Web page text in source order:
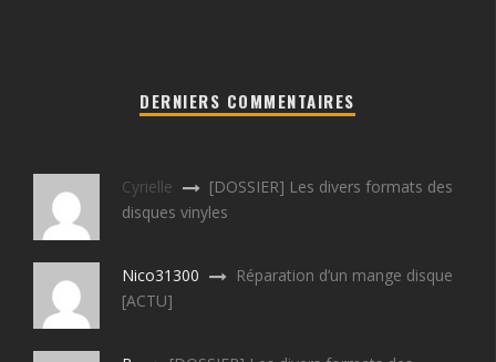
DERNIERS COMMENTAIRES
Cyrielle
[DOSSIER] Les divers formats des
disques vinyles
Nico31300
Réparation d’un mange disque
[ACTU]